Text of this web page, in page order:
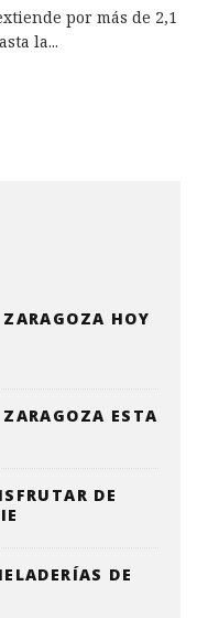
por más de 2,1
la...
HOY
ESTA
DE
DE